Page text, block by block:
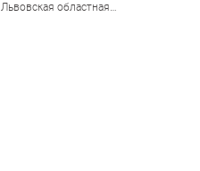
областная
три знаменитых исторических